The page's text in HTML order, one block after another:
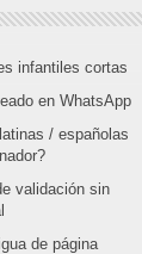
infantiles cortas
en WhatsApp
/ españolas
validación sin
de página